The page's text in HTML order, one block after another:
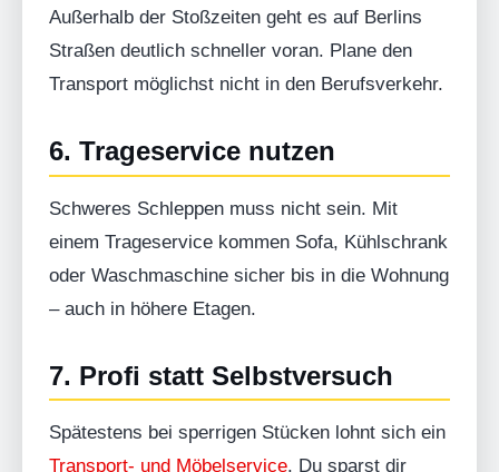
Außerhalb der Stoßzeiten geht es auf Berlins
Straßen deutlich schneller voran. Plane den
Transport möglichst nicht in den Berufsverkehr.
6. Trageservice nutzen
Schweres Schleppen muss nicht sein. Mit
einem Trageservice kommen Sofa, Kühlschrank
oder Waschmaschine sicher bis in die Wohnung
– auch in höhere Etagen.
7. Profi statt Selbstversuch
Spätestens bei sperrigen Stücken lohnt sich ein
Transport- und Möbelservice. Du sparst dir